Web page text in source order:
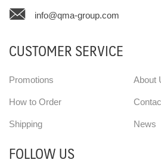
info@qma-group.com
CUSTOMER SERVICE
Promotions
How to Order
Shipping
About
News
FOLLOW US